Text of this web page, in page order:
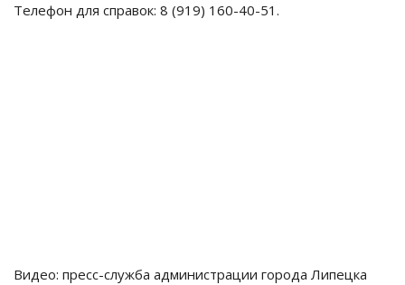
Телефон для справок: 8 (919) 160-40-51.
Видео: пресс-служба администрации города Липецка